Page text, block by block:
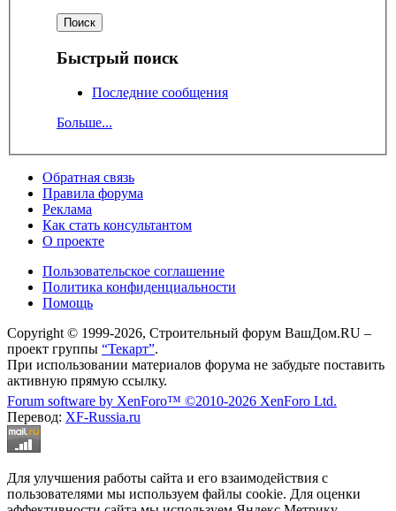
Быстрый поиск
Последние сообщения
Больше...
Обратная связь
Правила форума
Реклама
Как стать консультантом
О проекте
Пользовательское соглашение
Политика конфиденциальности
Помощь
Copyright © 1999-2026, Строительный форум ВашДом.RU –
проект группы “Текарт”.
При использовании материалов форума не забудьте поставить
активную прямую ссылку.
Forum software by XenForo™ ©2010-2026 XenForo Ltd.
Перевод: XF-Russia.ru
Для улучшения работы сайта и его взаимодействия с
пользователями мы используем файлы cookie. Для оценки